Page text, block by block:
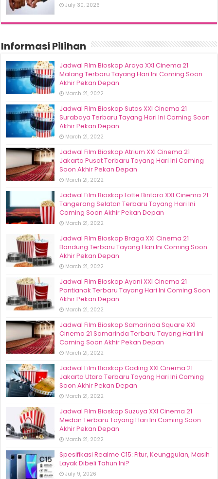
July 30, 2026
Informasi Pilihan
Jadwal Film Bioskop Araya XXI Cinema 21
Malang Terbaru Tayang Hari Ini Coming Soon
Akhir Pekan Depan
March 21, 2022
Jadwal Film Bioskop Sutos XXI Cinema 21
Surabaya Terbaru Tayang Hari Ini Coming Soon
Akhir Pekan Depan
March 21, 2022
Jadwal Film Bioskop Atrium XXI Cinema 21
Jakarta Pusat Terbaru Tayang Hari Ini Coming
Soon Akhir Pekan Depan
March 21, 2022
Jadwal Film Bioskop Lotte Bintaro XXI Cinema 21
Tangerang Selatan Terbaru Tayang Hari Ini
Coming Soon Akhir Pekan Depan
March 21, 2022
Jadwal Film Bioskop Braga XXI Cinema 21
Bandung Terbaru Tayang Hari Ini Coming Soon
Akhir Pekan Depan
March 21, 2022
Jadwal Film Bioskop Ayani XXI Cinema 21
Pontianak Terbaru Tayang Hari Ini Coming Soon
Akhir Pekan Depan
March 21, 2022
Jadwal Film Bioskop Samarinda Square XXI
Cinema 21 Samarinda Terbaru Tayang Hari Ini
Coming Soon Akhir Pekan Depan
March 21, 2022
Jadwal Film Bioskop Gading XXI Cinema 21
Jakarta Utara Terbaru Tayang Hari Ini Coming
Soon Akhir Pekan Depan
March 21, 2022
Jadwal Film Bioskop Suzuya XXI Cinema 21
Medan Terbaru Tayang Hari Ini Coming Soon
Akhir Pekan Depan
March 21, 2022
Spesifikasi Realme C15: Fitur, Keunggulan, Masih
Layak Dibeli Tahun Ini?
July 9, 2026